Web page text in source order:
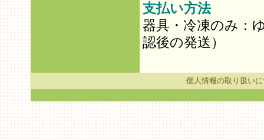
支払い方法
器具・冷凍のみ：
認後の発送）
個人情報の取り扱い